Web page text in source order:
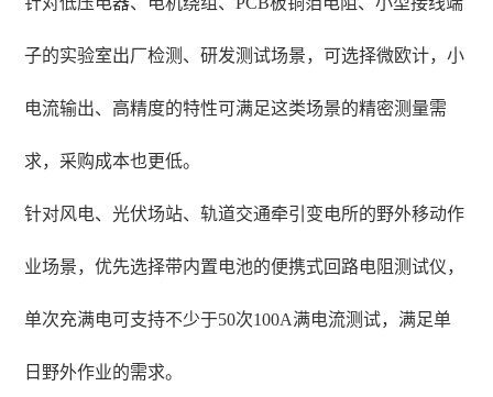
子的实验室出厂检测、研发测试场景，可选择微欧计，小
电流输出、高精度的特性可满足这类场景的精密测量需
求，采购成本也更低。
针对风电、光伏场站、轨道交通牵引变电所的野外移动作
业场景，优先选择带内置电池的便携式回路电阻测试仪，
单次充满电可支持不少于50次100A满电流测试，满足单
日野外作业的需求。